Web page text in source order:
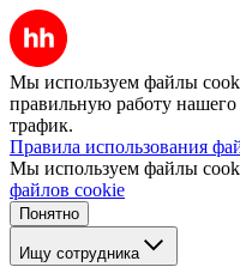
Мы используем файлы
правильную работу нашего
трафик.
Правила использования
Мы используем файлы
файлов cookie
Понятно
Ищу сотрудника